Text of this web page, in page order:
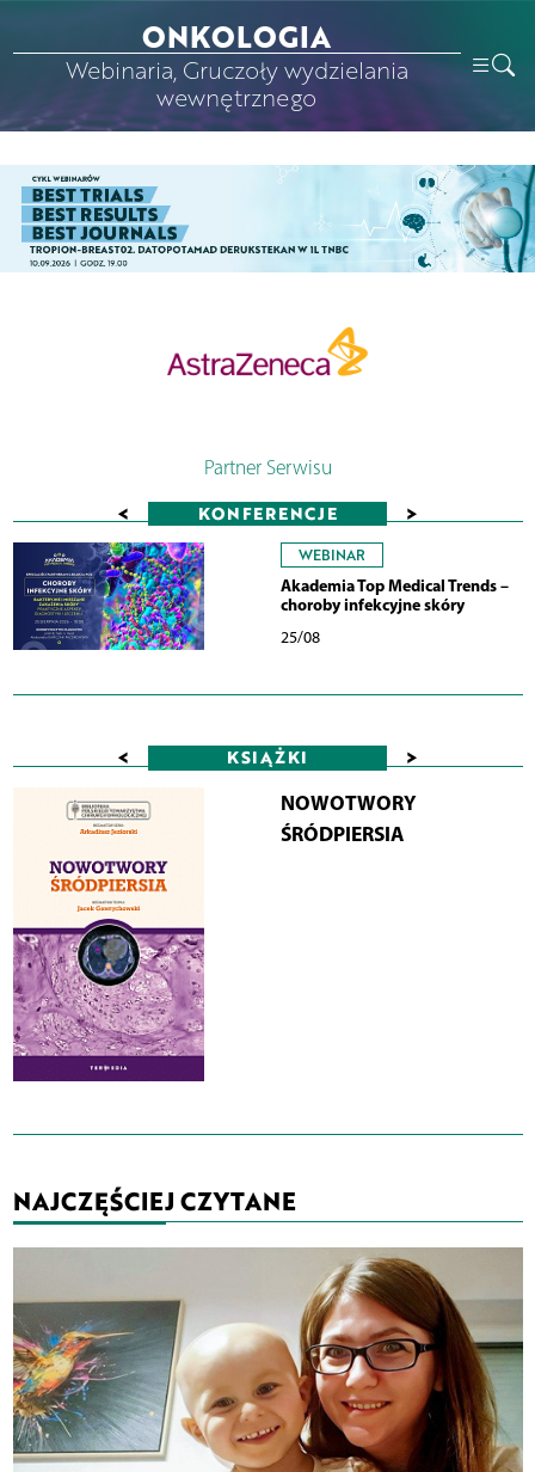
ONKOLOGIA
Webinaria, Gruczoły wydzielania
wewnętrznego
Partner Serwisu
< KONFERENCJE >
WEBINAR
Akademia Top Medical Trends –
choroby infekcyjne skóry
25/08
< KSIĄŻKI >
NOWOTWORY
ŚRÓDPIERSIA
NAJCZĘŚCIEJ CZYTANE